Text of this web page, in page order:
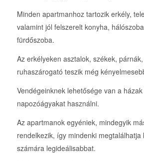
Minden apartmanhoz tartozik erkély,
valamint jól felszerelt konyha,
fürdőszoba.
Az erkélyeken asztalok, székek,
ruhaszárogató teszik még
Vendégeinknek lehetősége van a
napozóágyakat használni.
Az apartmanok egyéniek, mindegyik
rendelkezik, így mindenki megtalálhatja
számára legideálisabbat.